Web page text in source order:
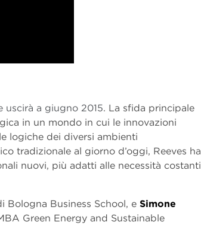
uscirà a giugno 2015. La sfida principale
in un mondo in cui le innovazioni
logiche dei diversi ambienti
tradizionale al giorno d’oggi, Reeves ha
nuovi, più adatti alle necessità costanti
Bologna Business School, e Simone
Green Energy and Sustainable